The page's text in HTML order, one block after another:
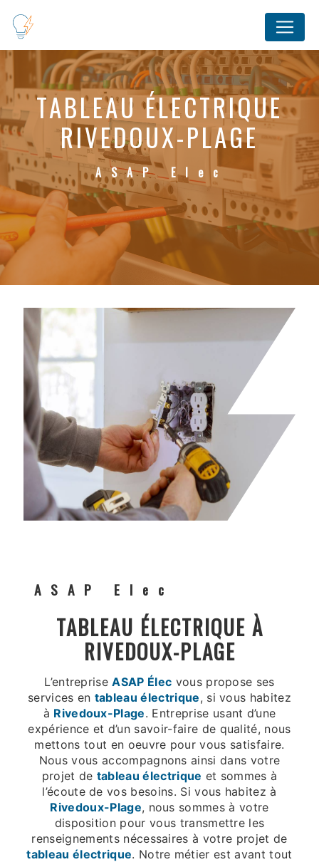
TABLEAU ÉLECTRIQUE
RIVEDOUX-PLAGE
ASAP Elec
ASAP Elec
TABLEAU ÉLECTRIQUE À
RIVEDOUX-PLAGE
L’entrepriseASAP Élec vous propose ses
services en tableau électrique, si vous habitez
à Rivedoux-Plage. Entreprise usant d’une
expérience et d’un savoir-faire de qualité, nous
mettons tout en oeuvre pour vous satisfaire.
Nous vous accompagnons ainsi dans votre
projet de tableau électrique et sommes à
l’écoute de vos besoins. Si vous habitez à
Rivedoux-Plage, nous sommes à votre
disposition pour vous transmettre les
renseignements nécessaires à votre projet de
tableau électrique. Notre métier est avant tout